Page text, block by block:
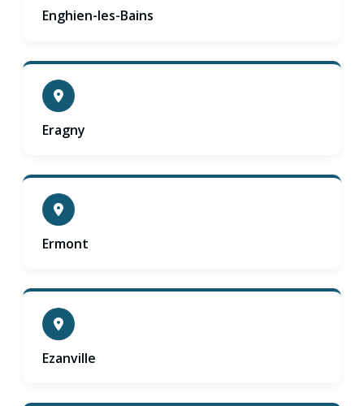
Enghien-les-Bains
Eragny
Ermont
Ezanville